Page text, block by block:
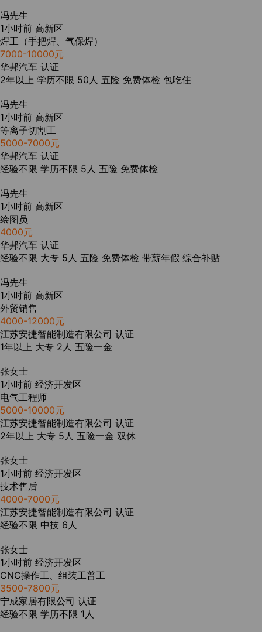
冯先生
1小时前 高新区
焊工（手把焊、气保焊）
7000-10000元
华邦汽车 认证
2年以上 学历不限 50人 五险 免费体检 包吃住
冯先生
1小时前 高新区
等离子切割工
5000-7000元
华邦汽车 认证
经验不限 学历不限 5人 五险 免费体检
冯先生
1小时前 高新区
绘图员
4000元
华邦汽车 认证
经验不限 大专 5人 五险 免费体检 带薪年假 综合补贴
冯先生
1小时前 高新区
外贸销售
4000-12000元
江苏安捷智能制造有限公司 认证
1年以上 大专 2人 五险一金
张女士
1小时前 经济开发区
电气工程师
5000-10000元
江苏安捷智能制造有限公司 认证
2年以上 大专 5人 五险一金 双休
张女士
1小时前 经济开发区
技术售后
4000-7000元
江苏安捷智能制造有限公司 认证
经验不限 中技 6人
张女士
1小时前 经济开发区
CNC操作工、组装工普工
3500-7800元
宁成家居有限公司 认证
经验不限 学历不限 1人